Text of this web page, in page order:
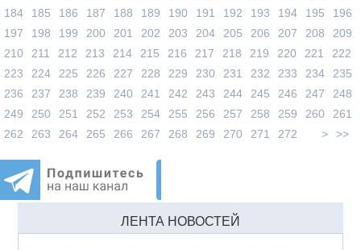
184
185 186 187 188 189 190 191 192 193 194 195
196
197
198 199 200 201 202 203 204 205 206 207 208
209
210
211 212 213 214 215 216 217 218 219 220 221
222
223
224 225 226 227 228 229 230 231 232 233 234
235
236
237 238 239 240 241 242 243 244 245 246 247
248
249
250 251 252 253 254 255 256 257 258 259 260
261
262
263 264 265 266 267 268 269 270 271 272 > >>
ЛЕНТА НОВОСТЕЙ